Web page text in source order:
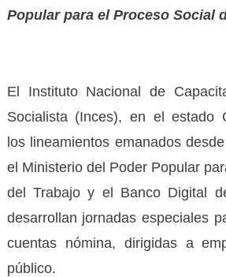
Popular para el Proceso Social
El Instituto Nacional de
Socialista (Inces), en el estado
los lineamientos emanados
el Ministerio del Poder Popular
del Trabajo y el Banco Digital
desarrollan jornadas especiales
cuentas nómina, dirigidas a
público.